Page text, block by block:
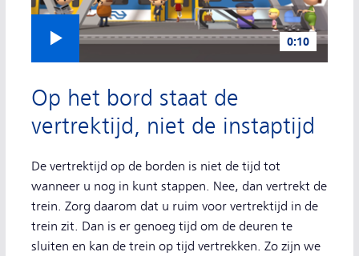
Op het bord staat de
vertrektijd, niet de instaptijd
De vertrektijd op de borden is niet de tijd tot
wanneer u nog in kunt stappen. Nee, dan vertrekt de
trein. Zorg daarom dat u ruim voor vertrektijd in de
trein zit. Dan is er genoeg tijd om de deuren te
sluiten en kan de trein op tijd vertrekken. Zo zijn we
Video afspelen
0:10